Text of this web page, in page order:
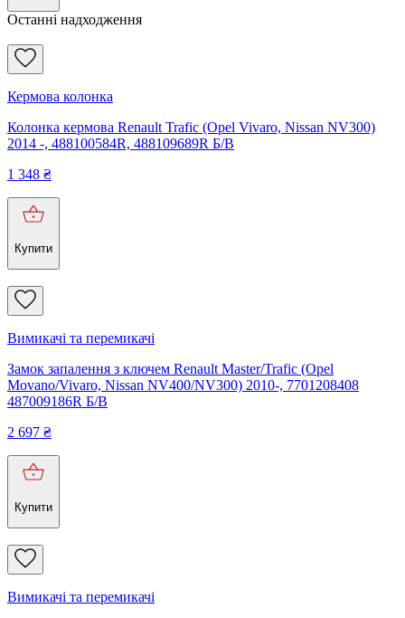
Останні надходження
Кермова колонка
Колонка кермова Renault Trafic (Opel Vivaro, Nissan NV300)
2014 -, 488100584R, 488109689R Б/В
1 348 ₴
Купити
Вимикачі та перемикачі
Замок запалення з ключем Renault Master/Trafic (Opel
Movano/Vivaro, Nissan NV400/NV300) 2010-, 7701208408
487009186R Б/В
2 697 ₴
Купити
Вимикачі та перемикачі